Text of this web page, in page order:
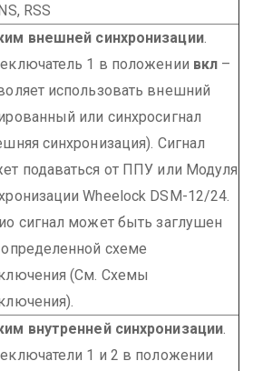
RSS
внешней синхронизации.
1 в положении вкл –
использовать внешний
или синхросигнал
синхронизация). Сигнал
подаваться от ППУ или Модуля
Wheelock DSM-12/24.
сигнал может быть заглушен
схеме
(См. Схемы
внутренней синхронизации
1 и 2 в положении